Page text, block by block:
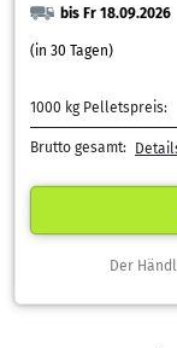
bis Fr 18.09.2026
(in 30 Tagen)
1000 kg Pelletspreis:
Brutto gesamt:
Der